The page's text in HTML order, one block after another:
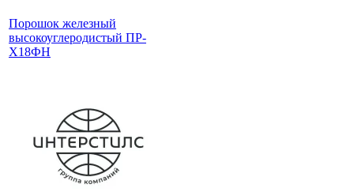
Порошок железный
высокоуглеродистый ПР-
Х18ФН